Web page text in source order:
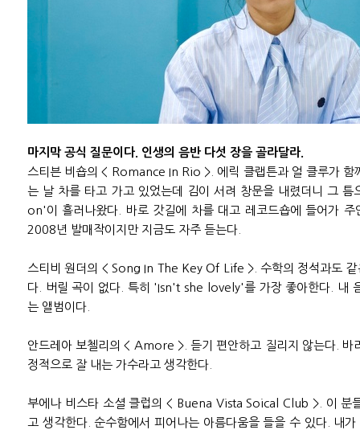
마지막 공식 질문이다. 인생의 음반 다섯 장을 골라달라.
스티븐 비숍의 < Romance In Rio >. 에릭 클랩튼과 얼 클루가 함
는 날 차를 타고 가고 있었는데 김이 서려 창문을 내렸더니 그
on'이 흘러나왔다. 바로 갓길에 차를 대고 레코드숍에 들어가 주
2008년 발매작이지만 지금도 자주 듣는다.
스티비 원더의 < Song In The Key Of Life >. 수학의 정석과도 같
다. 버릴 곡이 없다. 특히 'Isn't she lovely'를 가장 좋아한다. 내
는 앨범이다.
안드레아 보첼리의 < Amore >. 듣기 편안하고 질리지 않는다. 바
정적으로 잘 내는 가수라고 생각한다.
부에나 비스타 소셜 클럽의 < Buena Vista Soical Club >. 이 분
고 생각한다. 순수함에서 피어나는 아름다움을 들을 수 있다. 내